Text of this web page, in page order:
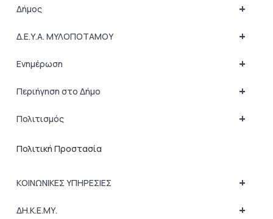
+
Δήμος
+
Δ.Ε.Υ.Α. ΜΥΛΟΠΟΤΑΜΟΥ
+
Ενημέρωση
+
Περιήγηση στο Δήμο
+
Πολιτισμός
Πολιτική Προστασία
+
ΚΟΙΝΩΝΙΚΕΣ ΥΠΗΡΕΣΙΕΣ
+
ΔΗ.Κ.Ε.ΜΥ.